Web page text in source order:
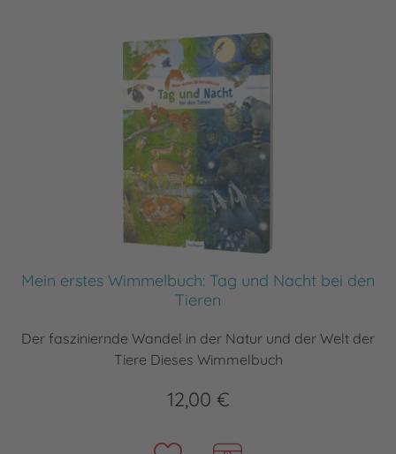
Mein erstes Wimmelbuch: Tag und Nacht bei den
Tieren
Der fasziniernde Wandel in der Natur und der Welt der
Tiere Dieses Wimmelbuch
12,00 €